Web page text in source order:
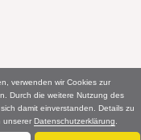
verwenden wir Cookies zur
Durch die weitere Nutzung des
damit einverstanden. Details zu
unserer Datenschutzerklärung